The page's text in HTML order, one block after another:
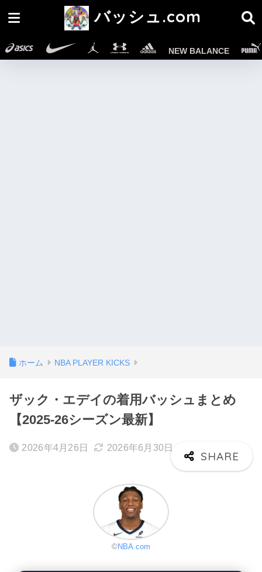
バッシュ.com
NEW BALANCE
ホーム NBA PLAYER KICKS
ザック・エデイの着用バッシュまとめ
【2025-26シーズン最新】
2026年4月26日 2026年6月30日
©NBA.com